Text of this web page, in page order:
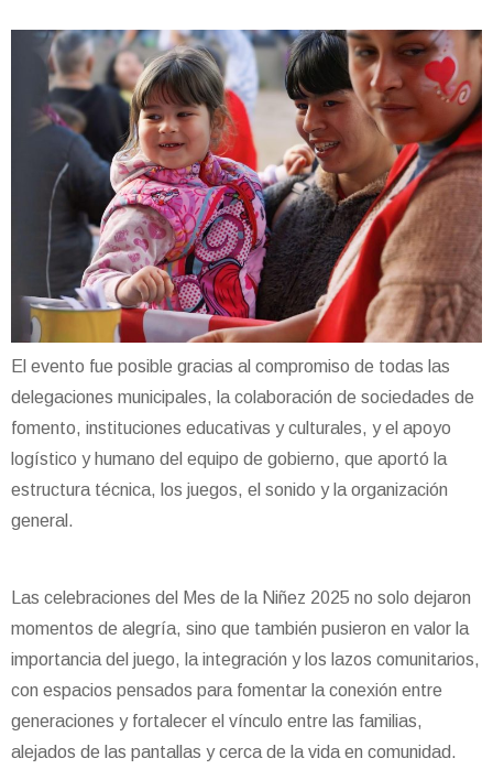
El evento fue posible gracias al compromiso de todas las
delegaciones municipales, la colaboración de sociedades de
fomento, instituciones educativas y culturales, y el apoyo
logístico y humano del equipo de gobierno, que aportó la
estructura técnica, los juegos, el sonido y la organización
general.
Las celebraciones del Mes de la Niñez 2025 no solo dejaron
momentos de alegría, sino que también pusieron en valor la
importancia del juego, la integración y los lazos comunitarios,
con espacios pensados para fomentar la conexión entre
generaciones y fortalecer el vínculo entre las familias,
alejados de las pantallas y cerca de la vida en comunidad.